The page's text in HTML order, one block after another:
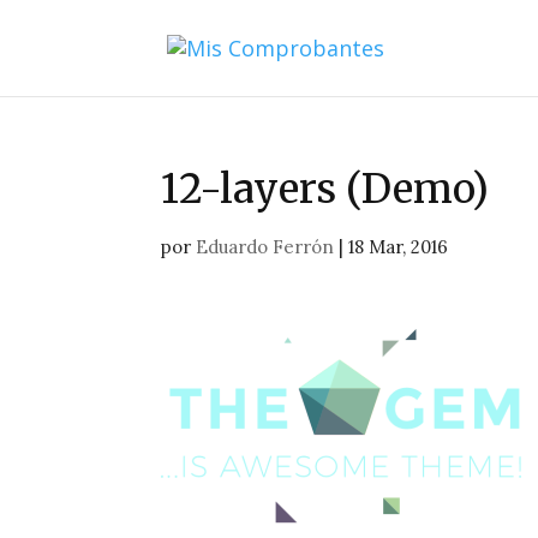
12-layers (Demo)
por Eduardo Ferrón |18 Mar, 2016